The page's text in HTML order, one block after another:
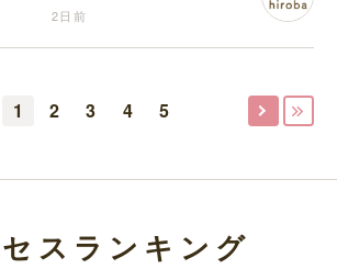
2日前
1 2 3 4 5
スランキング